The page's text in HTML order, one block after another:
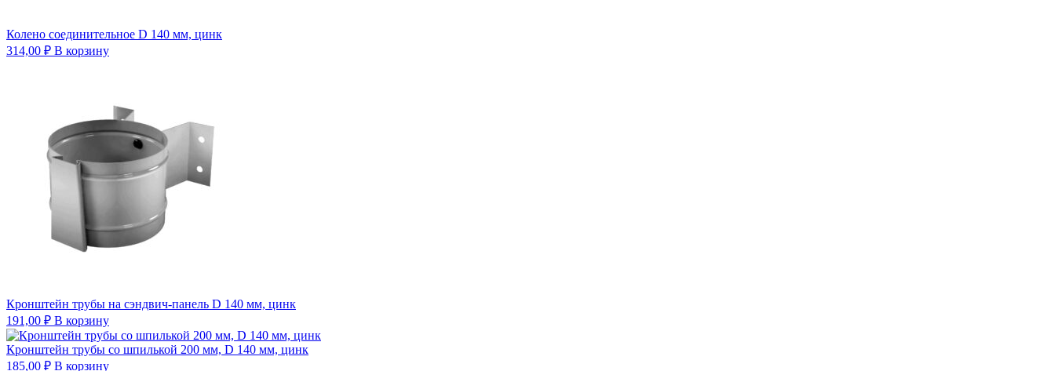
Колено соединительное D 140 мм, цинк
314,00 ₽ В корзину
Кронштейн трубы на сэндвич-панель D 140 мм, цинк
191,00 ₽ В корзину
Кронштейн трубы со шпилькой 200 мм, D 140 мм, цинк
185,00 ₽ В корзину